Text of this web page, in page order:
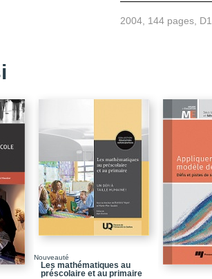
Les auteurs
2004, 144 pages,
Nouveauté
Les mathématiques au
préscolaire et au primaire